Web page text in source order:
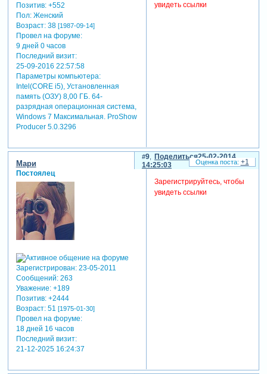
Позитив: +552
Пол:Женский
Возраст:38 [1987-09-14]
Провел на форуме:
9 дней 0 часов
Последний визит:
25-09-2016 22:57:58
Параметры компьютера:
Intel(CORE i5), Установленная
память (ОЗУ) 8,00 ГБ. 64-
разрядная операционная система,
Windows 7 Максимальная. ProShow
Producer 5.0.3296
увидеть ссылки
Поделиться
9
25-02-2014
14:25:03
Мари
Постоялец
Зарегистрирован: 23-05-2011
Сообщений:263
Уважение: +189
Позитив: +2444
Возраст:51 [1975-01-30]
Провел на форуме:
18 дней 16 часов
Последний визит:
21-12-2025 16:24:37
Зарегистрируйтесь, чтобы
увидеть ссылки
+1